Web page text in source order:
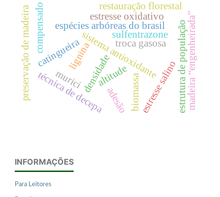
biomassa
densidade
sistema antioxidante
troca gasosa
espécies arbóreas do brasil
técnica de decepa
lignina
estresse salino
catingueira estrutura de população
altitude
estresse oxidativo
restauração florestal
murici
preservação de madeira madeira “engenheirada”
adesão
compensado sulfentrazone
INFORMAÇÕES
Para Leitores